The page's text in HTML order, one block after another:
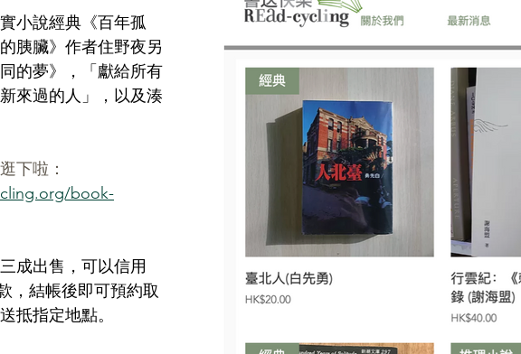
小說經典《百年孤
胰臟》作者住野夜另
的夢》，「獻給所有
來過的人」，以及湊
下啦：
book-
成出售，可以信用
，結帳後即可預約取
抵指定地點。